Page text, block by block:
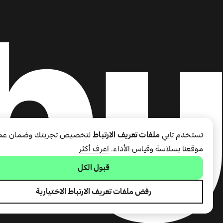
تستخدم تابي ملفات تعريف الارتباطلتخصيص تجربتك وضمان
موقعنا بسلاسة وقياس الأداء. اعرف أكثر
قبول الكل
رفض ملفات تعريف الارتباط الاختيارية